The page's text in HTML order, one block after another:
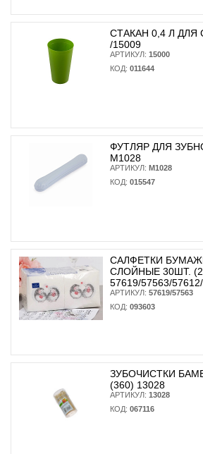
СТАКАН 0,4 Л ДЛЯ
/15009
АРТИКУЛ: 15000
КОД: 011644
ФУТЛЯР ДЛЯ
М1028
АРТИКУЛ: М1028
КОД: 015547
САЛФЕТКИ
СЛОЙНЫЕ 30ШТ.
57619/57563/
АРТИКУЛ: 57619/57563
КОД: 093603
ЗУБОЧИСТКИ
(360) 13028
АРТИКУЛ: 13028
КОД: 067116